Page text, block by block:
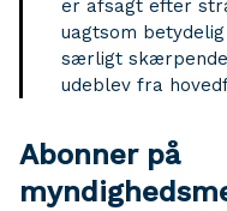
er afsagt efter
uagtsom
særligt skærpende
udeblev fra
Abonner på